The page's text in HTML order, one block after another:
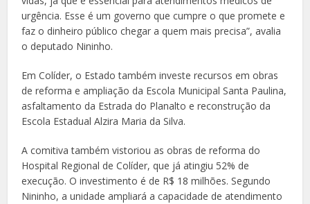
urgência. Esse é um governo que cumpre o que promete e
faz o dinheiro público chegar a quem mais precisa”, avalia
o deputado Nininho.
Em Colíder, o Estado também investe recursos em obras
de reforma e ampliação da Escola Municipal Santa Paulina,
asfaltamento da Estrada do Planalto e reconstrução da
Escola Estadual Alzira Maria da Silva.
A comitiva também vistoriou as obras de reforma do
Hospital Regional de Colíder, que já atingiu 52% de
execução. O investimento é de R$ 18 milhões. Segundo
Nininho, a unidade ampliará a capacidade de atendimento